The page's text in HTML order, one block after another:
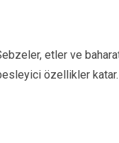
etler ve
özellikler katar.